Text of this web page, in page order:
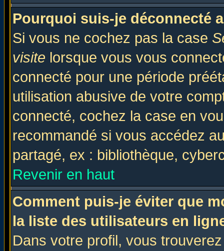
Pourquoi suis-je déconnecté
Si vous ne cochez pas la case
visite lorsque vous vous
connecté pour une période
utilisation abusive de votre
connecté, cochez la case en
recommandé si vous accédez
partagé, ex : bibliothèque,
Revenir en haut
Comment puis-je éviter que
la liste des utilisateurs en
Dans votre profil, vous